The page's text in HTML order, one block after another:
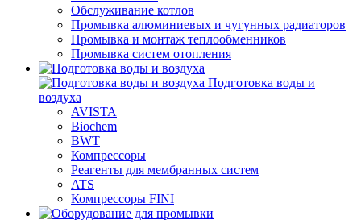
Обслуживание котлов
Промывка алюминиевых и чугунных радиаторов
Промывка и монтаж теплообменников
Промывка систем отопления
Подготовка воды и
воздуха
AVISTA
Biochem
BWT
Компрессоры
Реагенты для мембранных систем
ATS
Компрессоры FINI